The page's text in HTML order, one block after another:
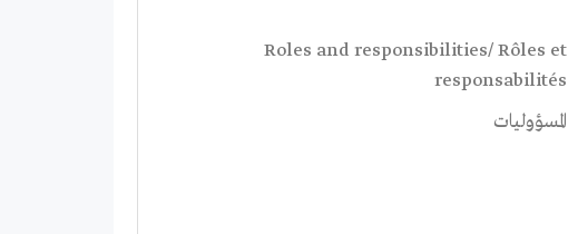
Roles and responsibilities/ Rôles et
responsabilités
المسؤوليات